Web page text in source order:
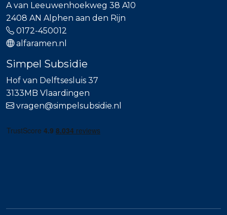
A van Leeuwenhoekweg 38 A10
2408 AN Alphen aan den Rijn
0172-450012
alfaramen.nl
Simpel Subsidie
Hof van Delftsesluis 37
3133MB Vlaardingen
vragen@simpelsubsidie.nl